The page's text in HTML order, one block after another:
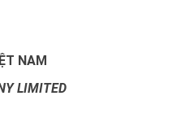
NAM
LIMITED